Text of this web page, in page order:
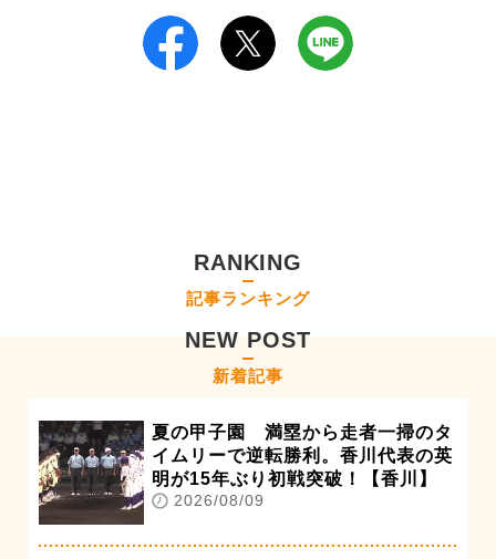
RANKING
記事ランキング
NEW POST
新着記事
夏の甲子園 満塁から走者一掃のタ
イムリーで逆転勝利。香川代表の英
明が15年ぶり初戦突破！【香川】
2026/08/09